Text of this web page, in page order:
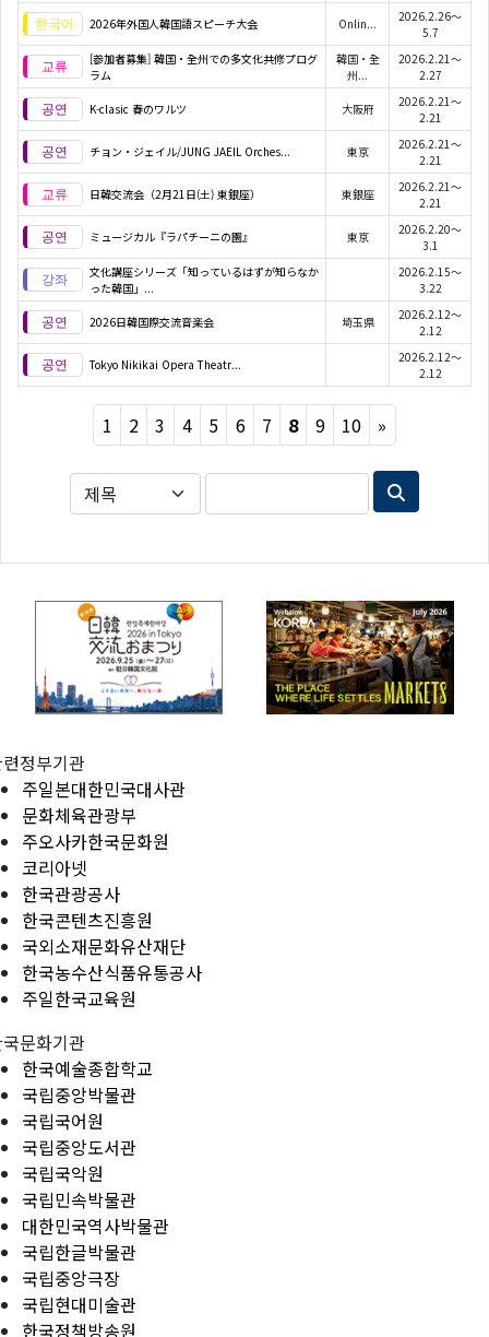
2026年外国人韓国語スピーチ大会 Onlin...
2026.2.26～
5.7
[参加者募集] 韓国・全州での多文化共修プログ
ラム
韓国・全
州...
2026.2.21～
2.27
K-clasic 春のワルツ 大阪府
2026.2.21～
2.21
チョン・ジェイル/JUNG JAEIL Orches... 東京
2026.2.21～
2.21
日韓交流会（2月21日(土) 東銀座） 東銀座
2026.2.21～
2.21
ミュージカル『ラパチーニの園』 東京
2026.2.20～
3.1
文化講座シリーズ「知っているはずが知らなか
った韓国」...
2026.2.15～
3.22
2026日韓国際交流音楽会 埼玉県
2026.2.12～
2.12
Tokyo Nikikai Opera Theatr...
2026.2.12～
2.12
1 2 3 4 5 6 7 8 9 10 »
정부기관
주일본대한민국대사관
문화체육관광부
주오사카한국문화원
코리아넷
한국관광공사
한국콘텐츠진흥원
국외소재문화유산재단
한국농수산식품유통공사
주일한국교육원
문화기관
한국예술종합학교
국립중앙박물관
국립국어원
국립중앙도서관
국립국악원
국립민속박물관
대한민국역사박물관
국립한글박물관
국립중앙극장
국립현대미술관
한국정책방송원